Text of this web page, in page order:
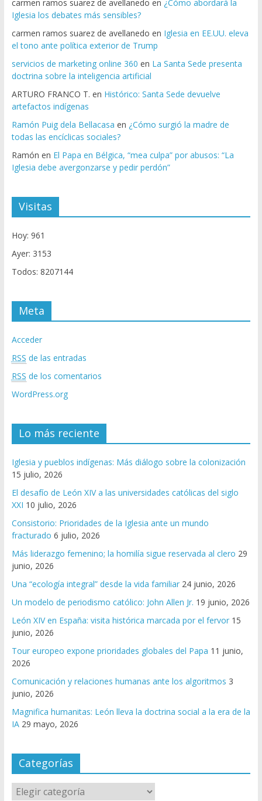
carmen ramos suarez de avellanedo en ¿Cómo abordará la
Iglesia los debates más sensibles?
carmen ramos suarez de avellanedo en Iglesia en EE.UU. eleva
el tono ante política exterior de Trump
servicios de marketing online 360 en La Santa Sede presenta
doctrina sobre la inteligencia artificial
ARTURO FRANCO T. en Histórico: Santa Sede devuelve
artefactos indígenas
Ramón Puig dela Bellacasa en ¿Cómo surgió la madre de
todas las encíclicas sociales?
Ramón en El Papa en Bélgica, “mea culpa” por abusos: “La
Iglesia debe avergonzarse y pedir perdón”
Visitas
Hoy: 961
Ayer: 3153
Todos: 8207144
Meta
Acceder
RSS de las entradas
RSS de los comentarios
WordPress.org
Lo más reciente
Iglesia y pueblos indígenas: Más diálogo sobre la colonización
15 julio, 2026
El desafío de León XIV a las universidades católicas del siglo
XXI 10 julio, 2026
Consistorio: Prioridades de la Iglesia ante un mundo
fracturado 6 julio, 2026
Más liderazgo femenino; la homilía sigue reservada al clero 29
junio, 2026
Una “ecología integral” desde la vida familiar 24 junio, 2026
Un modelo de periodismo católico: John Allen Jr. 19 junio, 2026
León XIV en España: visita histórica marcada por el fervor 15
junio, 2026
Tour europeo expone prioridades globales del Papa 11 junio,
2026
Comunicación y relaciones humanas ante los algoritmos 3
junio, 2026
Magnifica humanitas: León lleva la doctrina social a la era de la
IA 29 mayo, 2026
Categorías